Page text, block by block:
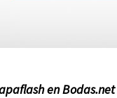
en Bodas.net